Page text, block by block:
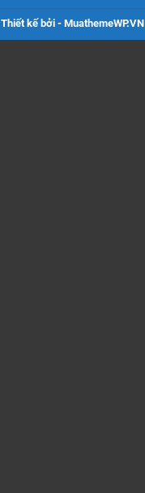
Thiết kế bởi - MuathemeWP.VN